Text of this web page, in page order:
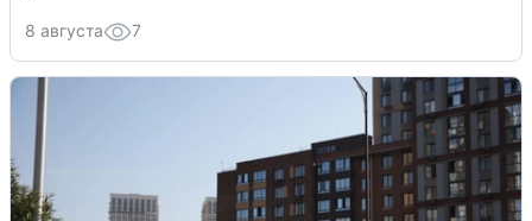
8 августа 7